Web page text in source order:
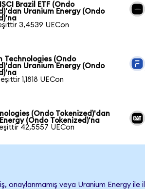
Brazil ETF (Ondo
Uranium Energy (Ondo
3,4539 UECon
Technologies (Ondo
Uranium Energy (Ondo
1,1818 UECon
(Ondo Tokenized)'dan
(Ondo Tokenized)'na
42,5557 UECon
onaylanmamış veya Uranium Energy